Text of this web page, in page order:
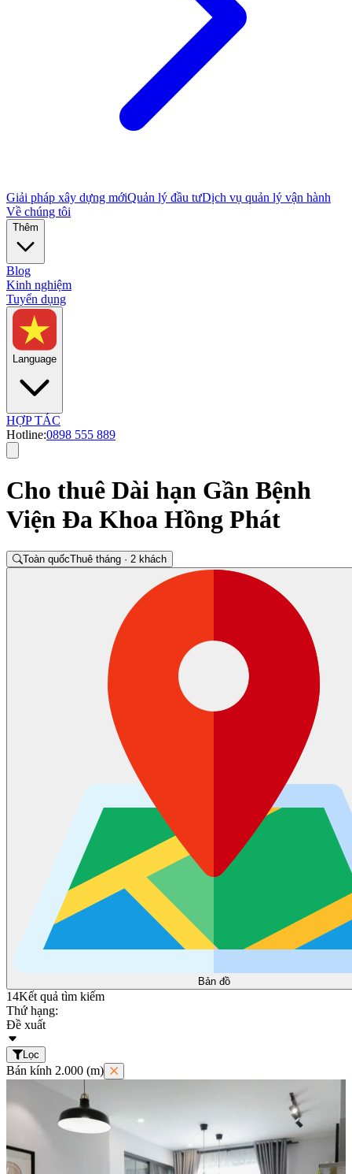
Giải pháp xây dựng mớiQuản lý đầu tưDịch vụ quản lý vận hành
Về chúng tôi
Thêm
Blog
Kinh nghiệm
Tuyển dụng
Language
HỢP TÁC
Hotline:0898 555 889
Cho thuê Dài hạn Gần Bệnh
Viện Đa Khoa Hồng Phát
Toàn quốcThuê tháng · 2 khách
Bản đồ
14Kết quả tìm kiếm
Thứ hạng:
Đề xuất
Lọc
Bán kính 2.000 (m)